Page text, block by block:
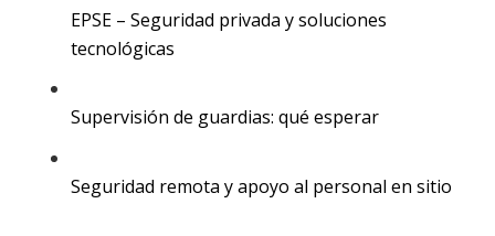
EPSE – Seguridad privada y soluciones
tecnológicas
Supervisión de guardias: qué esperar
Seguridad remota y apoyo al personal en sitio